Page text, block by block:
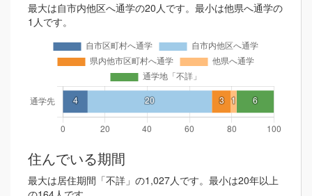
最大は自市内他区へ通学の20人です。最小は他県へ通学の
1人です。
住んでいる期間
最大は居住期間「不詳」の1,027人です。最小は20年以上